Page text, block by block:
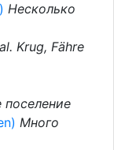
Несколько
Krug, Fähre
поселение
Много